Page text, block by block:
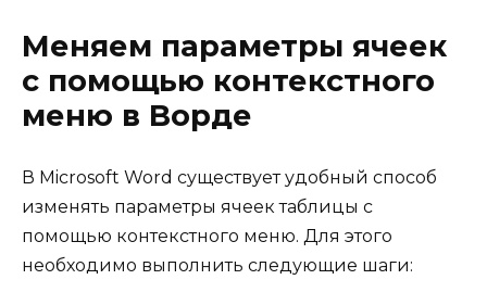
Меняем параметры ячеек
с помощью контекстного
меню в Ворде
В Microsoft Word существует удобный способ
изменять параметры ячеек таблицы с
помощью контекстного меню. Для этого
необходимо выполнить следующие шаги: